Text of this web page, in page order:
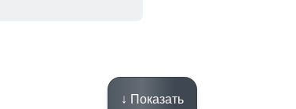
Описание
↓ Показать